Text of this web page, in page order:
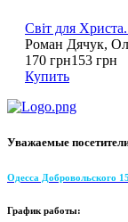
Світ для Христа.
Роман Дячук,
170 грн153 грн
Купить
Уважаемые
Одесса Добровольского
График работы: